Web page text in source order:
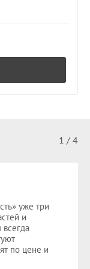
1 / 4
уже три
и
по цене и